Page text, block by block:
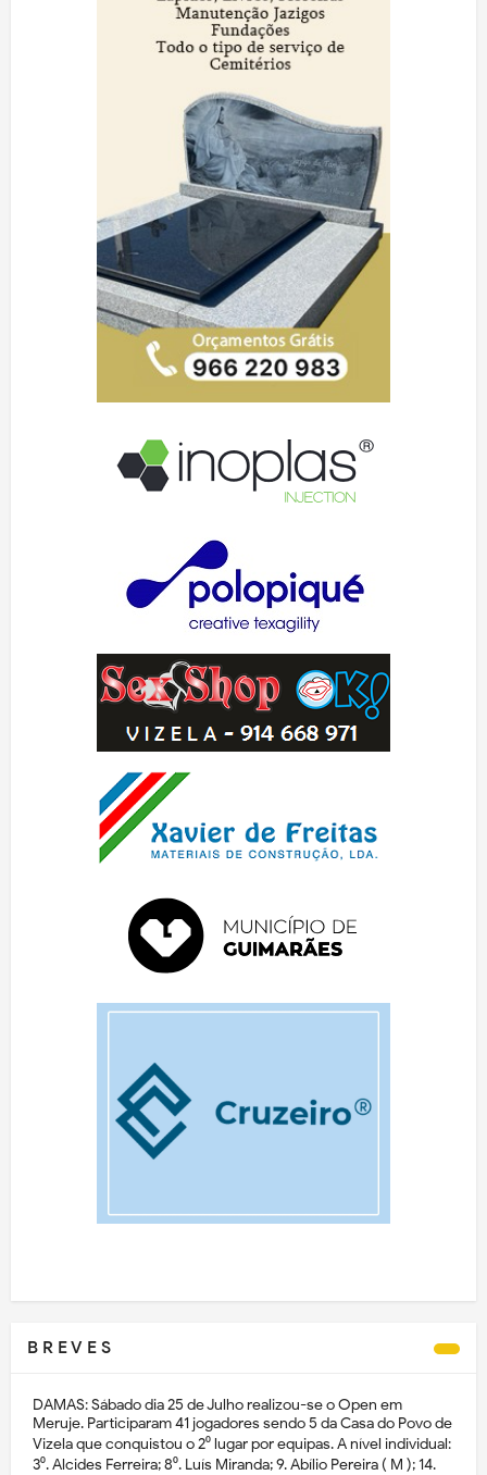
B R E V E S
DAMAS: Sábado dia 25 de Julho realizou-se o Open em
Meruje. Participaram 41 jogadores sendo 5 da Casa do Povo de
Vizela que conquistou o 2⁰ lugar por equipas. A nível individual:
3⁰. Alcides Ferreira; 8⁰. Luís Miranda; 9. Abílio Pereira ( M ); 14.